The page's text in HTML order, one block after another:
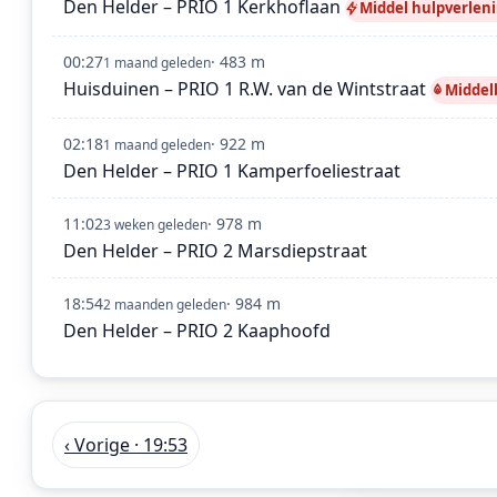
Den Helder – PRIO 1 Kerkhoflaan Middel
00:271 maand geleden· 483 m
Huisduinen – PRIO 1 R.W. van de Wintstraat
02:181 maand geleden· 922 m
Den Helder – PRIO 1 Kamperfoeliestraat
11:023 weken geleden· 978 m
Den Helder – PRIO 2 Marsdiepstraat
18:542 maanden geleden· 984 m
Den Helder – PRIO 2 Kaaphoofd
‹ Vorige · 19:53